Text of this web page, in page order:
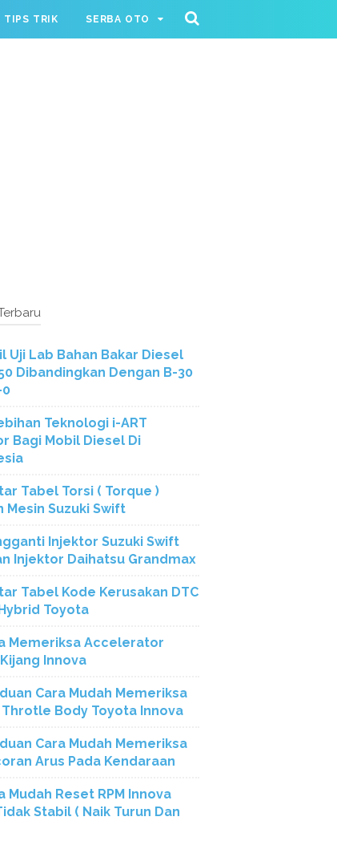
TIPS TRIK SERBA OTO
Uji Lab Bahan Bakar Diesel
Dibandingkan Dengan B-30
0
Teknologi i-ART
Bagi Mobil Diesel Di
Tabel Torsi ( Torque )
Mesin Suzuki Swift
Injektor Suzuki Swift
Injektor Daihatsu Grandmax
Tabel Kode Kerusakan DTC
Toyota
Memeriksa Accelerator
Innova
Cara Mudah Memeriksa
Body Toyota Innova
Cara Mudah Memeriksa
Arus Pada Kendaraan
Mudah Reset RPM Innova
Stabil ( Naik Turun Dan